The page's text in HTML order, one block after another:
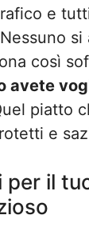
e
si
così
avete
piatto
e
per il